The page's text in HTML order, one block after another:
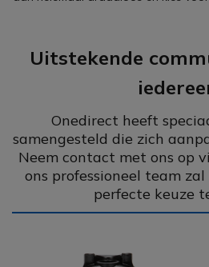
Uitstekende
Onedirect heeft
samengesteld die zich
Neem contact met ons op
ons professioneel team
perfecte keuze